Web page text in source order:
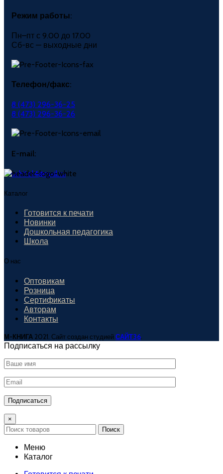
Режим работы:
Пн–пт с 9.00 до 17.00
Сб-вс — выходные дни
Телефон/факс:
8 (473) 296-36-25
8 (473) 296-36-26
E-mail:
uchitel4@mail.ru
Каталог
Готовится к печати
Новинки
Дошкольная педагогика
Школа
О нас
Оптовикам
Розница
Сертификаты
Авторам
Контакты
М-КНИГА 2021. Сайт создан студиейСАЙТ36
Подписаться на рассылку
×
Поиск
Меню
Каталог